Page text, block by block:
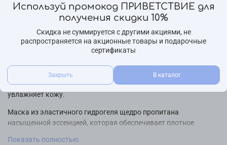
Подходит для жирной, проблемной и комбинированной кожи.
Гидрогелевая маска с глутатионом — оказывает мощное
антиоксидантное действие, эффективно очищает и выводит
свободные радикалы, которые разрушают волокна коллагена
Эффективно восстанавливает оптимальный уровень
увлажнения, борется с сухостью и обезвоженностью, питает и
увлажняет кожу.
Маска из эластичного гидрогеля щедро пропитана
насыщенной эссенцией, которая обеспечивает плотное
Показать полностью
Используй промокод ПРИВЕТСТВИЕ для
получения скидки 10%
Скидка не суммируется с другими акциями, не
распространяется на акционные товары и подарочные
сертификаты
Закрыть В каталог